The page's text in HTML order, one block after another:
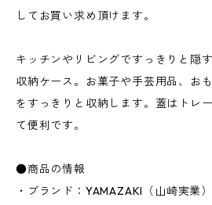
してお買い求め頂けます。
キッチンやリビングですっきりと隠
収納ケース。お菓子や手芸用品、お
をすっきりと収納します。蓋はトレ
て便利です。
●商品の情報
・ブランド：YAMAZAKI（山崎実業